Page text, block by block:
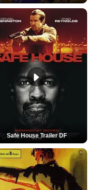
Safe House Trailer DF